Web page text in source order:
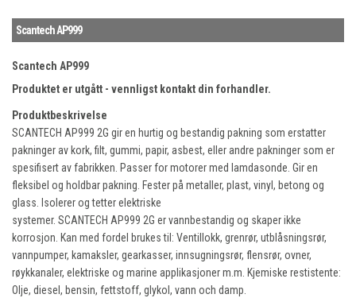
Scantech AP999
Scantech AP999
Produktet er utgått - vennligst kontakt din forhandler.
Produktbeskrivelse
SCANTECH AP999 2G gir en hurtig og bestandig pakning som erstatter
pakninger av kork, filt, gummi, papir, asbest, eller andre pakninger som er
spesifisert av fabrikken. Passer for motorer med lamdasonde. Gir en
fleksibel og holdbar pakning. Fester på metaller, plast, vinyl, betong og
glass. Isolerer og tetter elektriske
systemer. SCANTECH AP999 2G er vannbestandig og skaper ikke
korrosjon. Kan med fordel brukes til: Ventillokk, grenrør, utblåsningsrør,
vannpumper, kamaksler, gearkasser, innsugningsrør, flensrør, ovner,
røykkanaler, elektriske og marine applikasjoner m.m. Kjemiske restistente:
Olje, diesel, bensin, fettstoff, glykol, vann och damp.